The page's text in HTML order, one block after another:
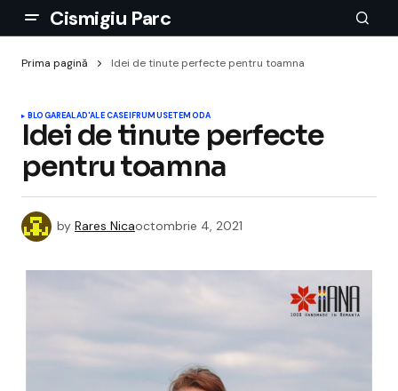
Cismigiu Parc
Prima pagină Idei de tinute perfecte pentru toamna
BLOGAREALAD'ALE CASEIFRUMUSETEMODA
Idei de tinute perfecte
pentru toamna
by Rares Nicaoctombrie 4, 2021